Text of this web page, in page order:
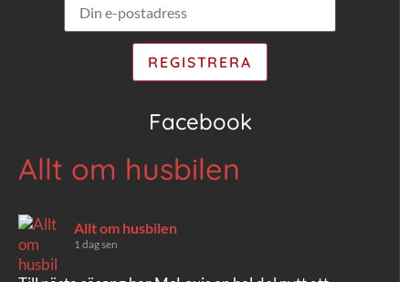
Facebook
Allt om husbilen
Allt om husbilen
1 dag sen